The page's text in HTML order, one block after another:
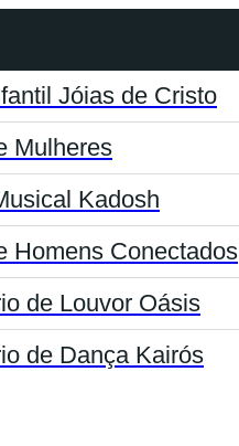
Jóias de Cristo
Mulheres
Kadosh
Homens Conectados
de Louvor Oásis
de Dança Kairós